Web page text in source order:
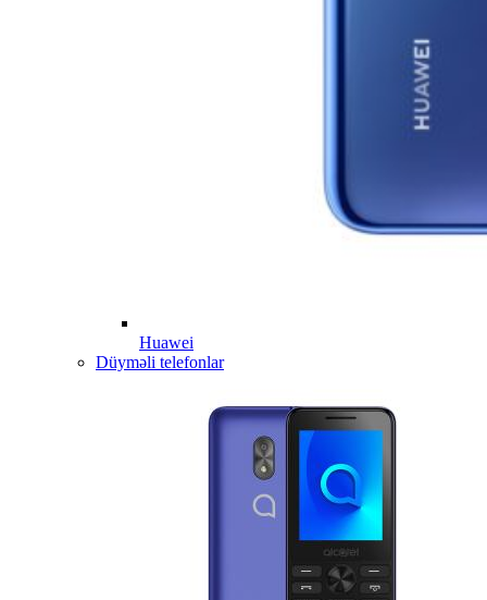
Huawei
Düyməli telefonlar